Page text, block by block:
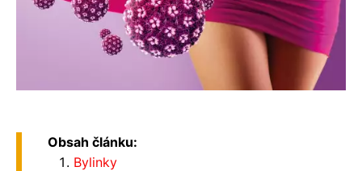
Obsah článku:
Bylinky